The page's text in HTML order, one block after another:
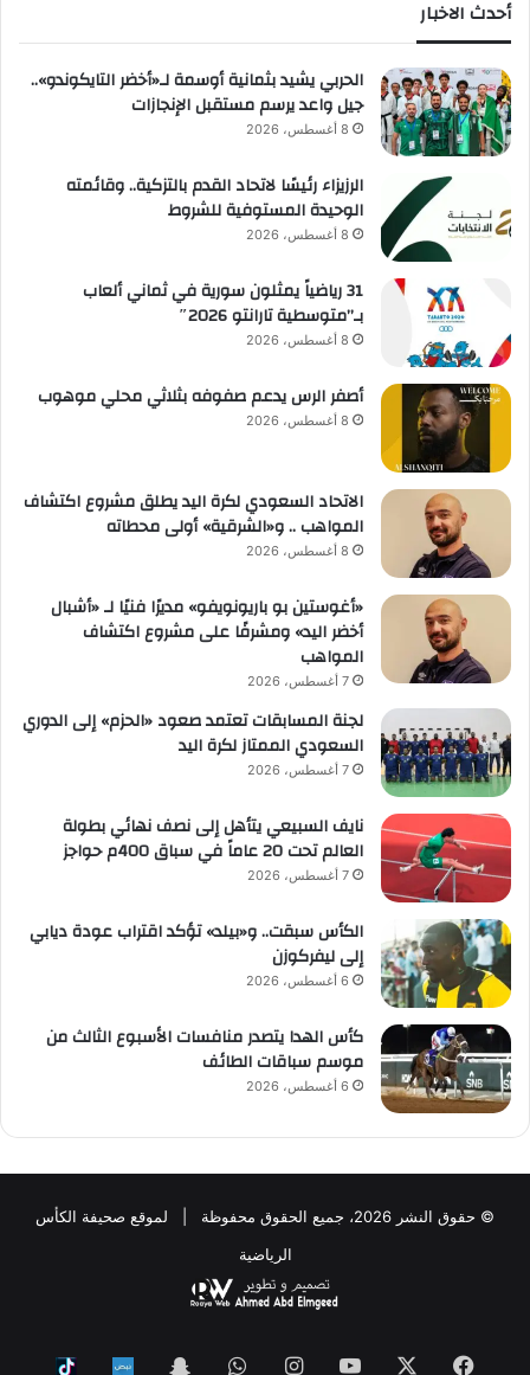
أحدث الاخبار
الحربي يشيد بثمانية أوسمة لـ«أخضر التايكوندو»..
جيل واعد يرسم مستقبل الإنجازات
8 أغسطس، 2026
الرزيزاء رئيسًا لاتحاد القدم بالتزكية.. وقائمته
الوحيدة المستوفية للشروط
8 أغسطس، 2026
31 رياضياً يمثلون سورية في ثماني ألعاب
بـ”متوسطية تارانتو 2026″
8 أغسطس، 2026
أصفر الرس يدعم صفوفه بثلاثي محلي موهوب
8 أغسطس، 2026
الاتحاد السعودي لكرة اليد يطلق مشروع اكتشاف
المواهب .. و«الشرقية» أولى محطاته
8 أغسطس، 2026
«أغوستين بو باريونويفو» مديرًا فنيًا لـ «أشبال
أخضر اليد» ومشرفًا على مشروع اكتشاف
المواهب
7 أغسطس، 2026
لجنة المسابقات تعتمد صعود «الحزم» إلى الدوري
السعودي الممتاز لكرة اليد
7 أغسطس، 2026
نايف السبيعي يتأهل إلى نصف نهائي بطولة
العالم تحت 20 عاماً في سباق 400م حواجز
7 أغسطس، 2026
الكأس سبقت.. و«بيلد» تؤكد اقتراب عودة ديابي
إلى ليفركوزن
6 أغسطس، 2026
كأس الهدا يتصدر منافسات الأسبوع الثالث من
موسم سباقات الطائف
6 أغسطس، 2026
© حقوق النشر 2026، جميع الحقوق محفوظة | لموقع صحيفة الكأس
الرياضية
فيسبوك ‫YouTubeانستقرامواتساب Snapchat
Nabd